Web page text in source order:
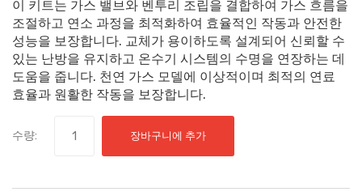
이 키트는 가스 밸브와 벤투리 조립을 결합하여 가스 흐름을
조절하고 연소 과정을 최적화하여 효율적인 작동과 안전한
성능을 보장합니다. 교체가 용이하도록 설계되어 신뢰할 수
있는 난방을 유지하고 온수기 시스템의 수명을 연장하는 데
도움을 줍니다. 천연 가스 모델에 이상적이며 최적의 연료
효율과 원활한 작동을 보장합니다.
수량: 장바구니에 추가